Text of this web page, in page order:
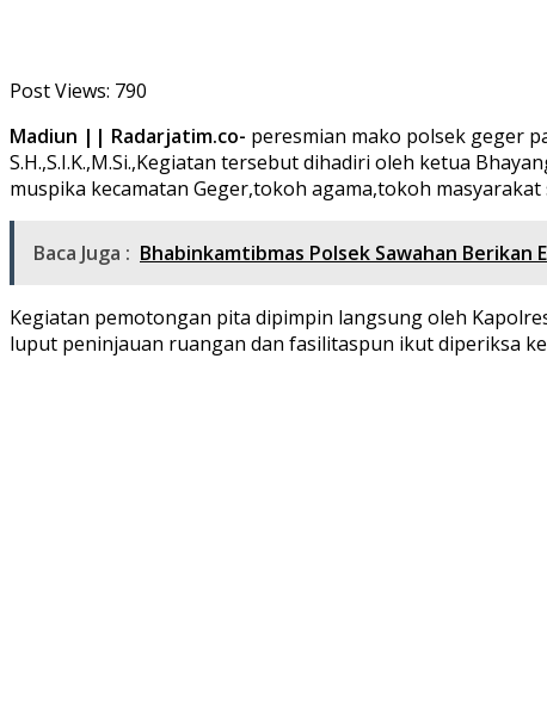
Post Views: 790
Madiun || Radarjatim.co- peresmian mako polsek geger
S.H.,S.I.K.,M.Si.,Kegiatan tersebut dihadiri oleh ketua
muspika kecamatan Geger,tokoh agama,tokoh
Baca Juga : Bhabinkamtibmas Polsek Sawahan Berikan
Kegiatan pemotongan pita dipimpin langsung oleh
luput peninjauan ruangan dan fasilitaspun ikut diperiksa